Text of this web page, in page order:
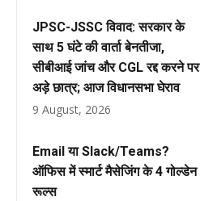
JPSC-JSSC विवाद: सरकार के
साथ 5 घंटे की वार्ता बेनतीजा,
सीबीआई जांच और CGL रद्द करने पर
अड़े छात्र; आज विधानसभा घेराव
9 August, 2026
Email या Slack/Teams?
ऑफिस में स्मार्ट मैसेजिंग के 4 गोल्डेन
रूल्स